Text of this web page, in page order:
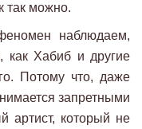
так можно.
наблюдаем,
как Хабиб и другие
Потому что, даже
запретными
артист, который не